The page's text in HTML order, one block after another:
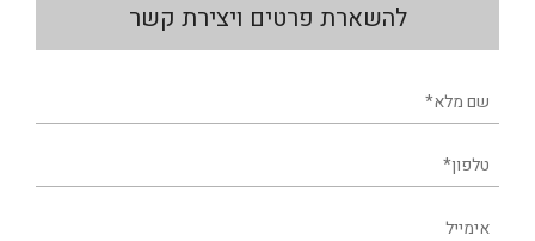
להשארת פרטים ויצירת קשר